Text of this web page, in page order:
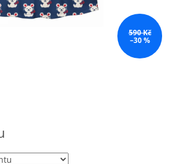
590 Kč
–30 %